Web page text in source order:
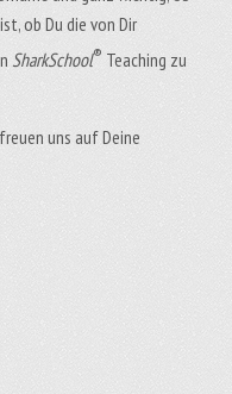
ob Du die von Dir
SharkSchool® Teaching zu
uns auf Deine